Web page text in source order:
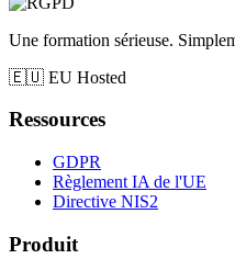
Une formation sérieuse.
🇪🇺 EU Hosted
Ressources
GDPR
Règlement IA de l'UE
Directive NIS2
Produit